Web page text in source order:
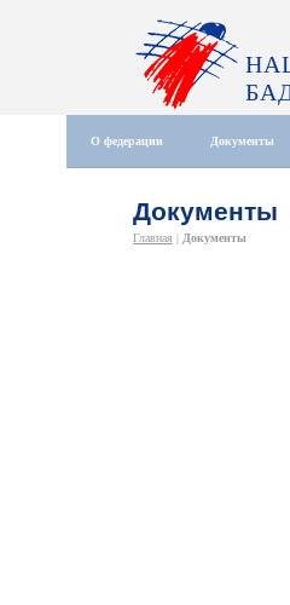
О федерации Документы
Документы
Главная | Документы